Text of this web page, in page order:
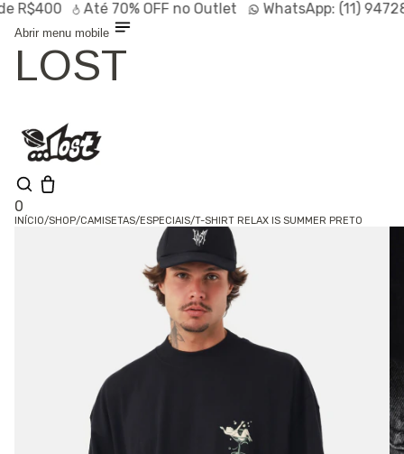
Até70% OFFno Outlet WhatsApp:(11) 94728-
Abrir menu mobile
LOST
0
INÍCIO/SHOP/CAMISETAS/ESPECIAIS/T-SHIRT RELAX IS SUMMER PRETO